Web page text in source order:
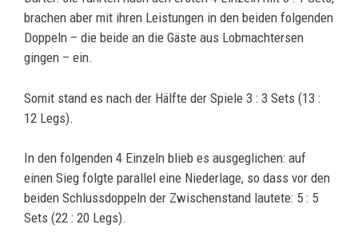
brachen aber mit ihren Leistungen in den beiden folgenden
Doppeln – die beide an die Gäste aus Lobmachtersen
gingen – ein.
Somit stand es nach der Hälfte der Spiele 3 : 3 Sets (13 :
12 Legs).
In den folgenden 4 Einzeln blieb es ausgeglichen: auf
einen Sieg folgte parallel eine Niederlage, so dass vor den
beiden Schlussdoppeln der Zwischenstand lautete: 5 : 5
Sets (22 : 20 Legs).